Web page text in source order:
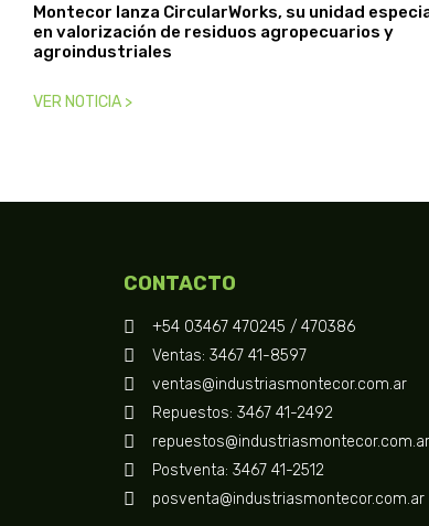
Montecor lanza CircularWorks, su unidad
en valorización de residuos agropecuarios y
agroindustriales
VER NOTICIA >
CONTACTO
+54 03467 470245 / 470386
Ventas: 3467 41-8597
ventas@industriasmontecor.com.ar
Repuestos: 3467 41-2492
repuestos@industriasmontecor.com.ar
Postventa: 3467 41-2512
posventa@industriasmontecor.com.ar